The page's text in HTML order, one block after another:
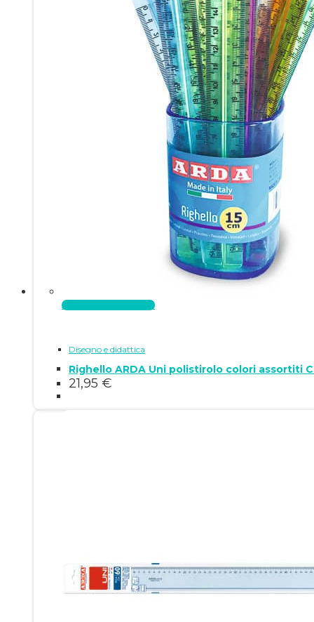
Aggiungi al carrello
Disegno e didattica
Righello ARDA Uni polistirolo colori assortiti
21,95 €